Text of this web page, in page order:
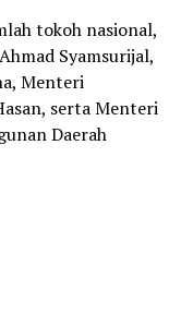
tokoh nasional,
Syamsurijal,
Menteri
serta Menteri
Daerah